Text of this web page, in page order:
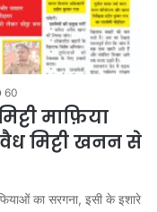
60
माफ़िया
मिट्टी खनन से
का सरगना, इसी के इशारे